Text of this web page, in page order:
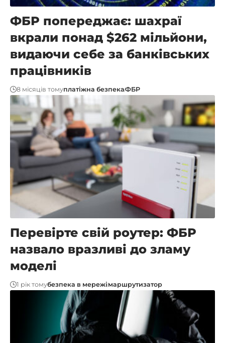
ФБР попереджає: шахраї
вкрали понад $262 мільйони,
видаючи себе за банківських
працівників
8 місяців томуплатіжна безпекаФБР
Перевірте свій роутер: ФБР
назвало вразливі до зламу
моделі
1 рік томубезпека в мережімаршрутизатор